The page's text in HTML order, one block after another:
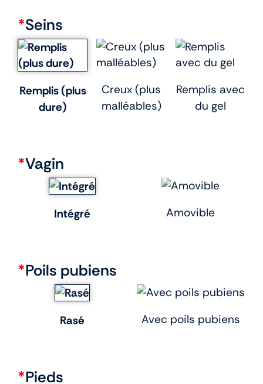
*Seins
Remplis (plus
dure)
Creux (plus
malléables)
Remplis avec
du gel
*Vagin
Intégré Amovible
*Poils pubiens
Rasé Avec poils pubiens
*Pieds